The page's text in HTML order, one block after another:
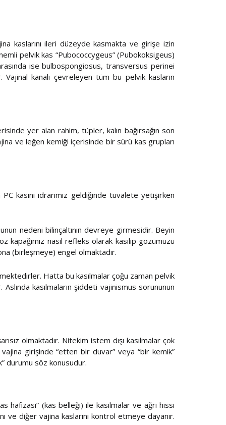
kaslarını ileri düzeyde kasmakta ve girişe izin
pelvik kas “Pubococcygeus” (Pubokoksigeus)
ise bulbospongiosus, transversus perinei
kanalı çevreleyen tüm bu pelvik kasların
yer alan rahim, tüpler, kalın bağırsağın son
ve leğen kemiği içerisinde bir sürü kas grupları
kasını idrarımız geldiğinde tuvalete yetişirken
nedeni bilinçaltının devreye girmesidir. Beyin
nasıl refleks olarak kasılıp gözümüzü
(birleşmeye) engel olmaktadır.
Hatta bu kasılmalar çoğu zaman pelvik
kasılmaların şiddeti vajinismus sorununun
olmaktadır. Nitekim istem dışı kasılmalar çok
girişinde “etten bir duvar” veya “bir kemik”
durumu söz konusudur.
(kas belleği) ile kasılmalar ve ağrı hissi
ve diğer vajina kaslarını kontrol etmeye dayanır.